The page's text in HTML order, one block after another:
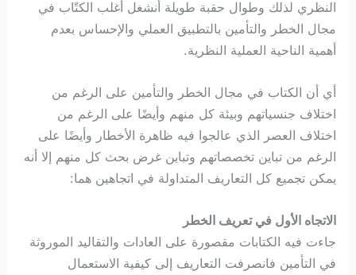
النظري لذلك وطوال حقبة طويلة أنشغل أغلب الكتّاب في
مجال الخطر والتأمين بالتطبيق العملي والإحساس بعدم
أهمية الناحية العملية النظرية.
أي أن الكتاب في مجال الخطر والتأمين على الرغم من
اختلاف جنسياتهم وبيئة كل منهم وأيضًا على الرغم من
اختلاف العصر الذي عالجوا فيه ظاهرة الأخطار وأيضًا على
الرغم من تباين تخصصاتهم وتباين غرض بحث كل منهم إلا أنه
يمكن تجميع كل التعاريف المتداولة في اتجاهين هما:
الاتجاه الأول في تعريف الخطر
جاءت فيه الكتابات مقصورة على العادات والتقاليد الموروثة
في التأمين فانصرفت التعاريف إلى كيفية الاستعمال